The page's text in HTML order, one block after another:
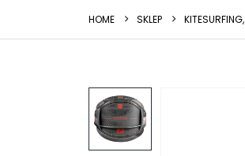
HOME SKLEP KITESURFING,